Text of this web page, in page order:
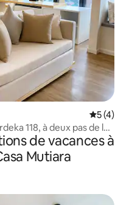
5 (4)
118, à deux pas de la
de vacances à
Mutiara